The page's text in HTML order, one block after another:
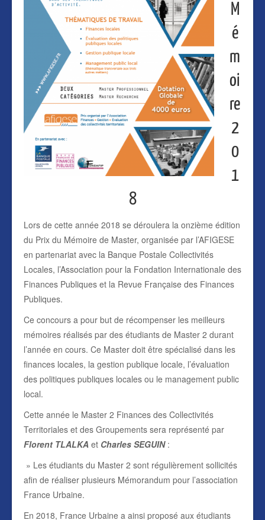
M
é
m
oi
re
2
0
1
8
Lors de cette année 2018 se déroulera la onzième édition
du Prix du Mémoire de Master, organisée par l’AFIGESE
en partenariat avec la Banque Postale Collectivités
Locales, l’Association pour la Fondation Internationale des
Finances Publiques et la Revue Française des Finances
Publiques.
Ce concours a pour but de récompenser les meilleurs
mémoires réalisés par des étudiants de Master 2 durant
l’année en cours. Ce Master doit être spécialisé dans les
finances locales, la gestion publique locale, l’évaluation
des politiques publiques locales ou le management public
local.
Cette année le Master 2 Finances des Collectivités
Territoriales et des Groupements sera représenté par
Florent TLALKA et Charles SEGUIN:
» Les étudiants du Master 2 sont régulièrement sollicités
afin de réaliser plusieurs Mémorandum pour l’association
France Urbaine.
En 2018, France Urbaine a ainsi proposé aux étudiants